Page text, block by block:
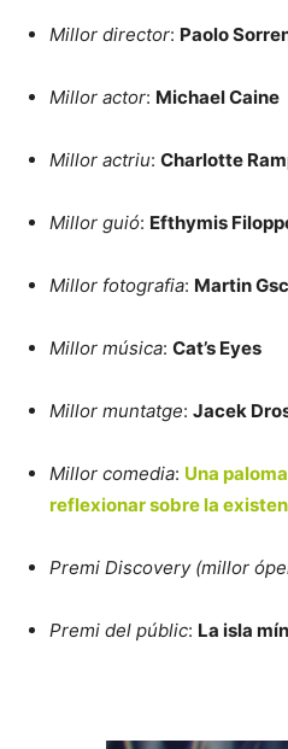
Millor director: Paolo
Millor actor: Michael Caine
Millor actriu: Charlotte
Millor guió: Efthymis
Millor fotografia: Martin
Millor música: Cat’s Eyes
Millor muntatge: Jacek
Millor comedia: Una
reflexionar sobre la
Premi Discovery (millor
Premi del públic: La isla